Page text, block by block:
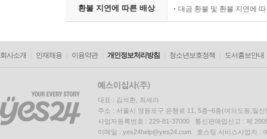
환불 지연에 따른 배상 대금 환불 및 환불 지연에
회사소개 인재채용 이용약관 개인정보처리방침 청소년보호정책 도서홍보안내
대표 : 김석환, 최세라
주소 : 서울시 영등포구 은행로 11, 5층~6층(여의도동,일신
사업자등록번호 : 229-81-37000 통신판매업신고 : 제
이메일 : yes24help@yes24.com 호스팅 서비스사업자 :